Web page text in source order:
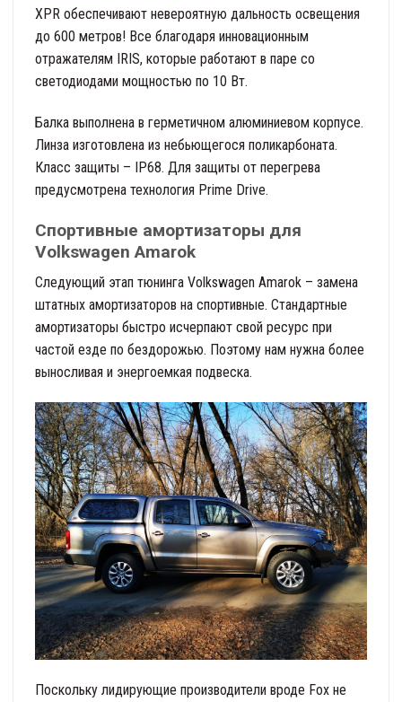
XPR обеспечивают невероятную дальность освещения
до 600 метров! Все благодаря инновационным
отражателям IRIS, которые работают в паре со
светодиодами мощностью по 10 Вт.
Балка выполнена в герметичном алюминиевом корпусе.
Линза изготовлена из небьющегося поликарбоната.
Класс защиты – IP68. Для защиты от перегрева
предусмотрена технология Prime Drive.
Спортивные амортизаторы для
Volkswagen Amarok
Следующий этап тюнинга Volkswagen Amarok – замена
штатных амортизаторов на спортивные. Стандартные
амортизаторы быстро исчерпают свой ресурс при
частой езде по бездорожью. Поэтому нам нужна более
выносливая и энергоемкая подвеска.
Поскольку лидирующие производители вроде Fox не